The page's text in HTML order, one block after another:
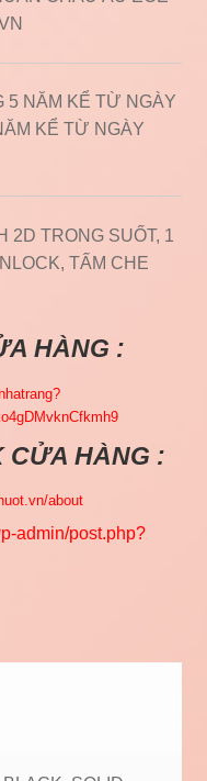
5 NĂM KỂ TỪ NGÀY
KỂ TỪ NGÀY
2D TRONG SUỐT, 1
TẤM CHE
HÀNG :
CỬA HÀNG :
about
admin/post.php?